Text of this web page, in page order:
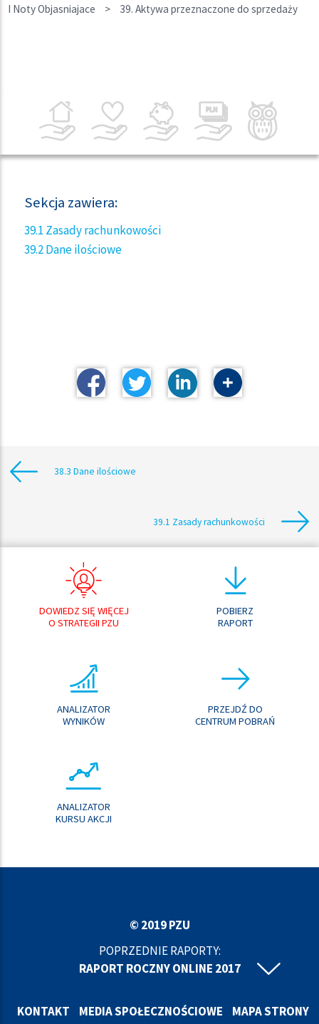
I Noty Objasniajace
> 39. Aktywa przeznaczone do sprzedaży
Sekcja zawiera:
39.1 Zasady rachunkowości
39.2 Dane ilościowe
38.3 Dane ilościowe
39.1 Zasady rachunkowości
DOWIEDZ SIĘ WIĘCEJ
O STRATEGII PZU
POBIERZ
RAPORT
ANALIZATOR
WYNIKÓW
PRZEJDŹ DO
CENTRUM POBRAŃ
ANALIZATOR
KURSU AKCJI
© 2019 PZU
POPRZEDNIE RAPORTY:
RAPORT ROCZNY ONLINE 2017
RAPORT ROCZNY ONLINE 2015
KONTAKT MEDIA SPOŁECZNOŚCIOWE
MAPA STRONY